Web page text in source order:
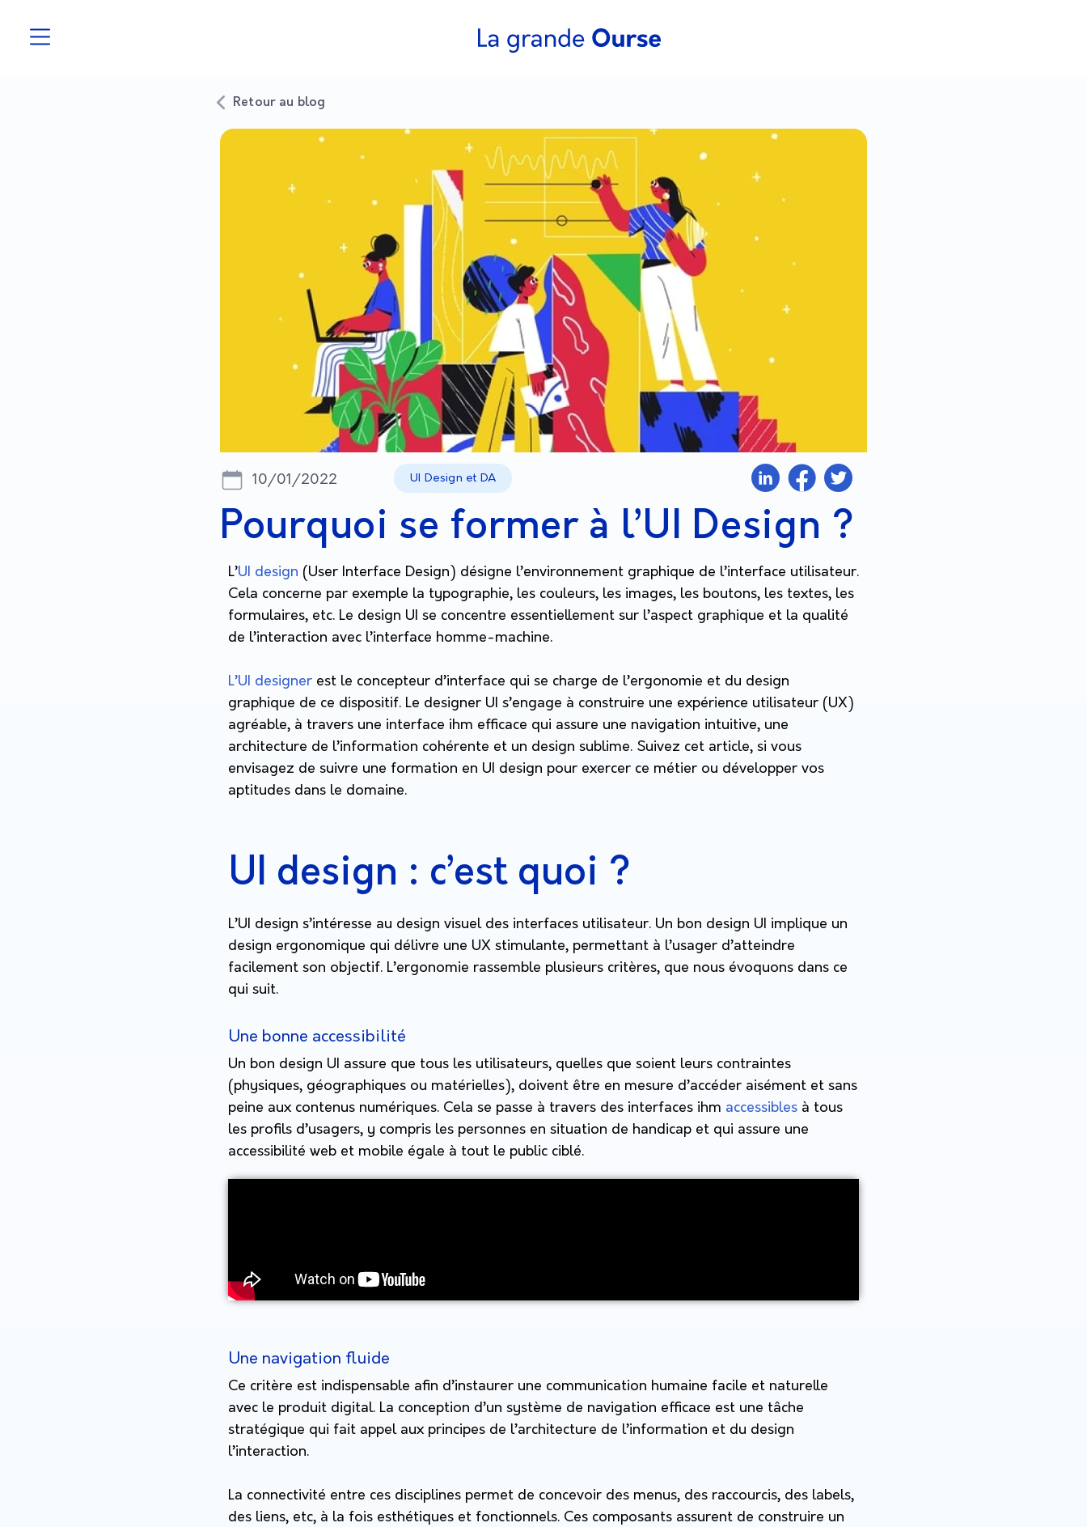
Retour au blog
10/01/2022 UI Design et DA
Pourquoi se former à l’UI Design ?
L’UI design (User Interface Design) désigne l’environnement graphique de l’interface utilisateur.
Cela concerne par exemple la typographie, les couleurs, les images, les boutons, les textes, les
formulaires, etc. Le design UI se concentre essentiellement sur l’aspect graphique et la qualité
de l’interaction avec l’interface homme-machine.
L’UI designer est le concepteur d’interface qui se charge de l’ergonomie et du design
graphique de ce dispositif. Le designer UI s’engage à construire une expérience utilisateur (UX)
agréable, à travers une interface ihm efficace qui assure une navigation intuitive, une
architecture de l’information cohérente et un design sublime. Suivez cet article, si vous
envisagez de suivre une formation en UI design pour exercer ce métier ou développer vos
aptitudes dans le domaine.
UI design : c’est quoi ?
L’UI design s’intéresse au design visuel des interfaces utilisateur. Un bon design UI implique un
design ergonomique qui délivre une UX stimulante, permettant à l’usager d’atteindre
facilement son objectif. L’ergonomie rassemble plusieurs critères, que nous évoquons dans ce
qui suit.
Une bonne accessibilité
Un bon design UI assure que tous les utilisateurs, quelles que soient leurs contraintes
(physiques, géographiques ou matérielles), doivent être en mesure d’accéder aisément et sans
peine aux contenus numériques. Cela se passe à travers des interfaces ihm accessibles à tous
les profils d’usagers, y compris les personnes en situation de handicap et qui assure une
accessibilité web et mobile égale à tout le public ciblé.
Une navigation fluide
Ce critère est indispensable afin d’instaurer une communication humaine facile et naturelle
avec le produit digital. La conception d’un système de navigation efficace est une tâche
stratégique qui fait appel aux principes de l’architecture de l’information et du design
l’interaction.
La connectivité entre ces disciplines permet de concevoir des menus, des raccourcis, des labels,
des liens, etc, à la fois esthétiques et fonctionnels. Ces composants assurent de construire un